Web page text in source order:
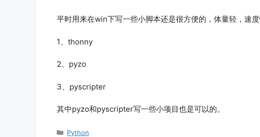
平时用来在win下写一些小脚本还是很方便的，体量轻，速
1、thonny
2、pyzo
3、pyscripter
其中pyzo和pyscripter写一些小项目也是可以的。
分
Python